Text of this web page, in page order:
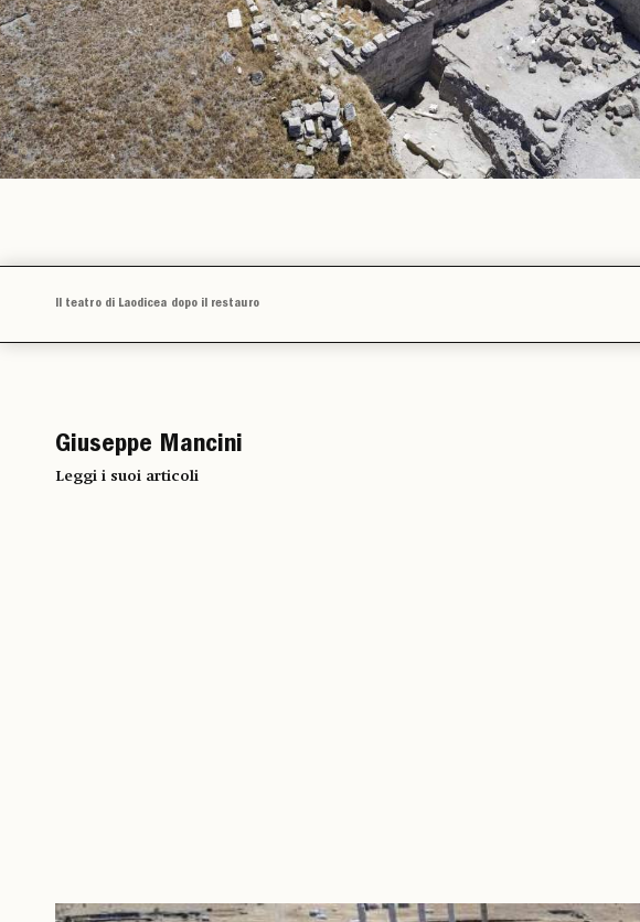
Il teatro di Laodicea dopo il restauro
Giuseppe Mancini
Leggi i suoi articoli